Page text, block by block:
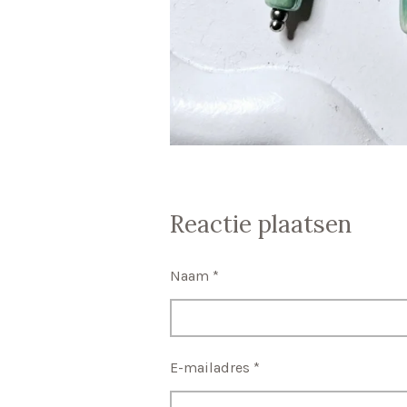
Reactie plaatsen
Naam *
E-mailadres *